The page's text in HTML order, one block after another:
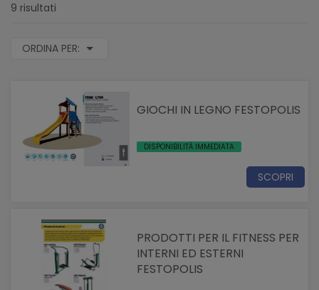
9 risultati
ORDINA PER:
GIOCHI IN LEGNO FESTOPOLIS
DISPONIBILITÀ IMMEDIATA
SCOPRI
PRODOTTI PER IL FITNESS PER
INTERNI ED ESTERNI
FESTOPOLIS